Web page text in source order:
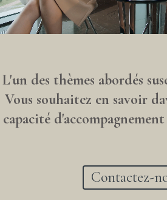
L'un des thèmes abordés
Vous souhaitez en savoir
capacité
Contactez-